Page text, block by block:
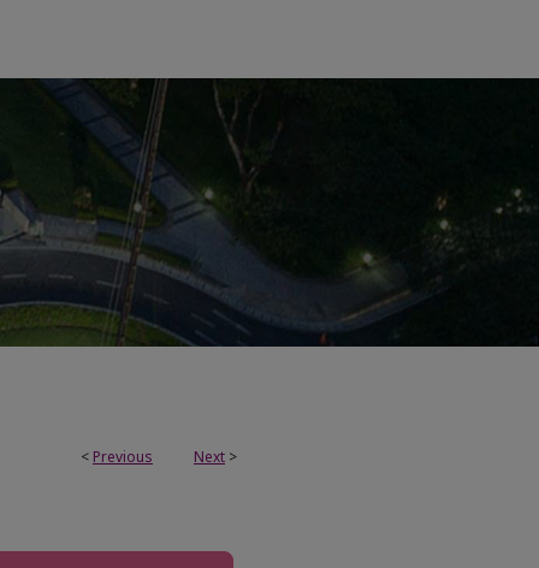
< Previous Next >